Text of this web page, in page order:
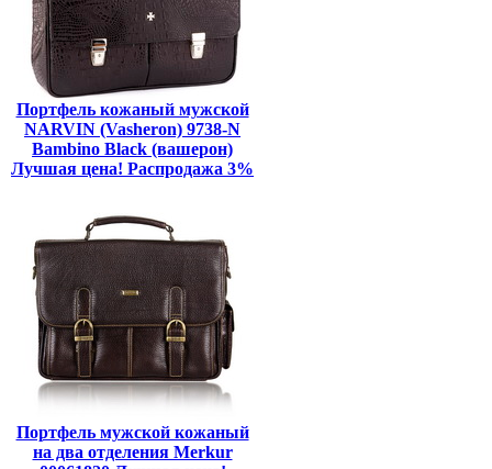
Портфель кожаный мужской
NARVIN (Vasheron) 9738-N
Bambino Black (вашерон)
Лучшая цена! Распродажа 3%
Портфель мужской кожаный
на два отделения Merkur